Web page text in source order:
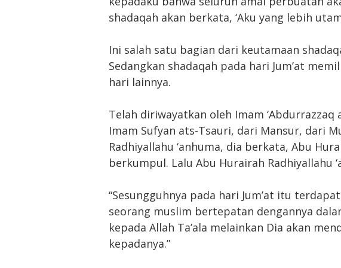
shadaqah akan berkata, ‘Aku yang lebih
Ini salah satu bagian dari keutamaan
Sedangkan shadaqah pada hari Jum’at
hari lainnya.
Telah diriwayatkan oleh Imam ‘Abdurrazzaq
Imam Sufyan ats-Tsauri, dari Mansur, dari
Radhiyallahu ‘anhuma, dia berkata, Abu
berkumpul. Lalu Abu Hurairah Radhiyallahu
“Sesungguhnya pada hari Jum’at itu
seorang muslim bertepatan dengannya
kepada Allah Ta’ala melainkan Dia akan
kepadanya.”